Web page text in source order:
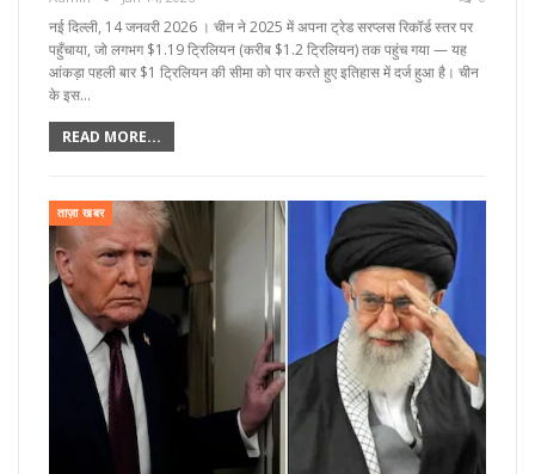
नई दिल्ली, 14 जनवरी 2026 । चीन ने 2025 में अपना ट्रेड सरप्लस रिकॉर्ड स्तर पर
पहुँचाया, जो लगभग $1.19 ट्रिलियन (करीब $1.2 ट्रिलियन) तक पहुंच गया — यह
आंकड़ा पहली बार $1 ट्रिलियन की सीमा को पार करते हुए इतिहास में दर्ज हुआ है। चीन
के इस…
READ MORE...
ताज़ा खबर